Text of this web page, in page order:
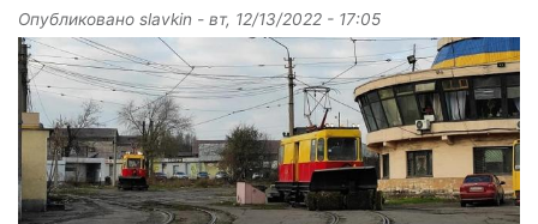
Опубликовано slavkin - вт, 12/13/2022 - 17:05